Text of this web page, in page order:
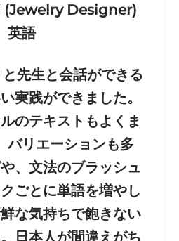
Designer)
英語
先生と会話ができる
実践ができました。
のテキストもよくま
バリエーションも多
、文法のブラッシュ
ごとに単語を増やし
な気持ちで飽きない
日本人が間違えがち